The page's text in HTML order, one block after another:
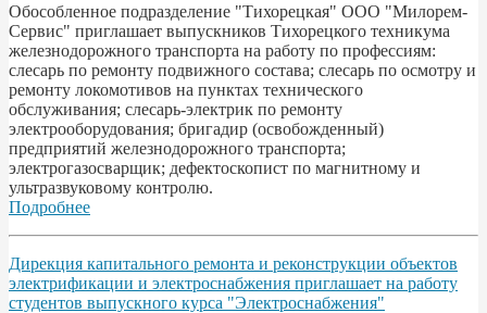
Обособленное подразделение "Тихорецкая" ООО "Милорем-
Сервис" приглашает выпускников Тихорецкого техникума
железнодорожного транспорта на работу по профессиям:
слесарь по ремонту подвижного состава; слесарь по осмотру и
ремонту локомотивов на пунктах технического
обслуживания; слесарь-электрик по ремонту
электрооборудования; бригадир (освобожденный)
предприятий железнодорожного транспорта;
электрогазосварщик; дефектоскопист по магнитному и
ультразвуковому контролю.
Подробнее
Дирекция капитального ремонта и реконструкции объектов
электрификации и электроснабжения приглашает на работу
студентов выпускного курса "Электроснабжения"